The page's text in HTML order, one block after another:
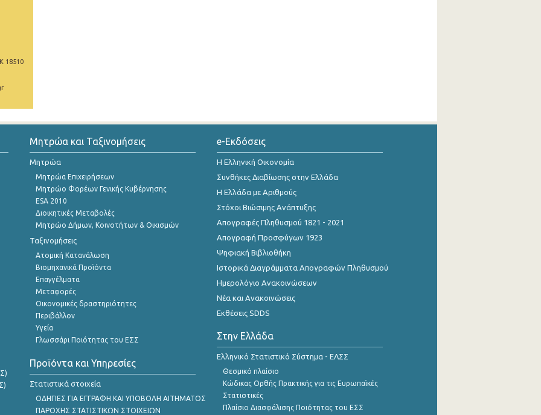
18510
Μητρώα και Ταξινομήσεις
Μητρώα
Μητρώα Επιχειρήσεων
Μητρώο Φορέων Γενικής Κυβέρνησης
ESA 2010
Διοικητικές Μεταβολές
Μητρώο Δήμων, Κοινοτήτων & Οικισμών
Ταξινομήσεις
Ατομική Κατανάλωση
Βιομηχανικά Προϊόντα
Επαγγέλματα
Μεταφορές
Οικονομικές δραστηριότητες
Περιβάλλον
Υγεία
Γλωσσάρι Ποιότητας του ΕΣΣ
Προϊόντα και Υπηρεσίες
Στατιστικά στοιχεία
ΟΔΗΓΙΕΣ ΓΙΑ ΕΓΓΡΑΦΗ ΚΑΙ ΥΠΟΒΟΛΗ ΑΙΤΗΜΑΤΟΣ
ΠΑΡΟΧΗΣ ΣΤΑΤΙΣΤΙΚΩΝ ΣΤΟΙΧΕΙΩΝ
e-Εκδόσεις
Η Ελληνική Οικονομία
Συνθήκες Διαβίωσης στην Ελλάδα
Η Ελλάδα με Αριθμούς
Στόχοι Βιώσιμης Ανάπτυξης
Απογραφές Πληθυσμού 1821 - 2021
Απογραφή Προσφύγων 1923
Ψηφιακή Βιβλιοθήκη
Ιστορικά Διαγράμματα Απογραφών Πληθυσμού
Ημερολόγιο Ανακοινώσεων
Νέα και Ανακοινώσεις
Εκθέσεις SDDS
Στην Ελλάδα
Ελληνικό Στατιστικό Σύστημα - ΕΛΣΣ
Θεσμικό πλαίσιο
Κώδικας Ορθής Πρακτικής για τις Ευρωπαϊκές
Στατιστικές
Πλαίσιο Διασφάλισης Ποιότητας του ΕΣΣ